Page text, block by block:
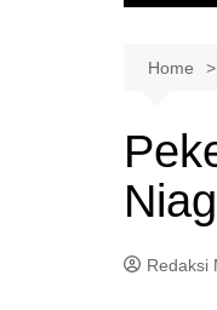
Home
Redaksi